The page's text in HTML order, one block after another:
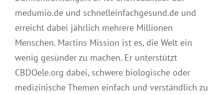
medumio.de und schnelleinfachgesund.de und
erreicht dabei jährlich mehrere Millionen
Menschen. Martins Mission ist es, die Welt ein
wenig gesünder zu machen. Er unterstützt
CBDOele.org dabei, schwere biologische oder
medizinische Themen einfach und verständlich zu